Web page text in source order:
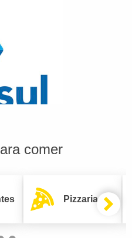
comer
Pizzarias